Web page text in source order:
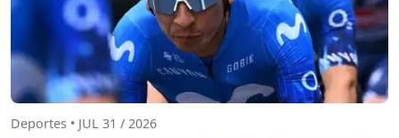
Deportes • JUL 31 / 2026